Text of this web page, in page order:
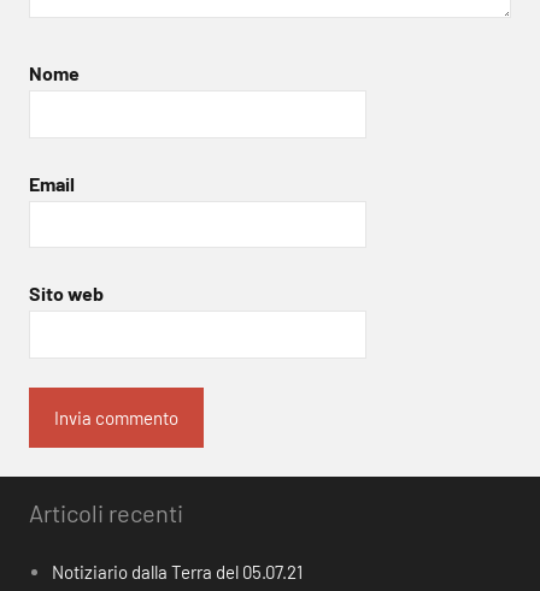
Nome
Email
Sito web
Articoli recenti
Notiziario dalla Terra del 05.07.21